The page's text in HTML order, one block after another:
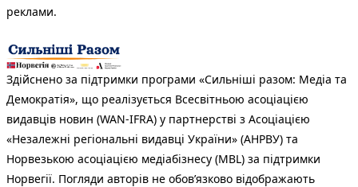
реклами.
Здійснено за підтримки програми «Сильніші разом: Медіа та
Демократія», що реалізується Всесвітньою асоціацією
видавців новин (WAN-IFRA) у партнерстві з Асоціацією
«Незалежні регіональні видавці України» (АНРВУ) та
Норвезькою асоціацією медіабізнесу (MBL) за підтримки
Норвегії. Погляди авторів не обов’язково відображають